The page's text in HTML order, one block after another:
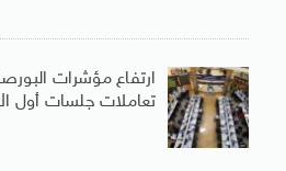
ارتفاع مؤشرات
تعاملات جلسات أول